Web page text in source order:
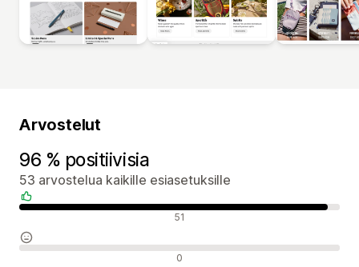
Arvostelut
96 % positiivisia
53 arvostelua kaikille esiasetuksille
Positiiviset arvostelut 51
Neutraalit arvostelut 0